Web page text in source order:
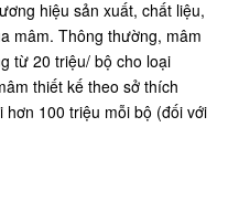
hiệu sản xuất, chất liệu,
mâm. Thông thường, mâm
từ 20 triệu/ bộ cho loại
thiết kế theo sở thích
100 triệu mỗi bộ (đối với